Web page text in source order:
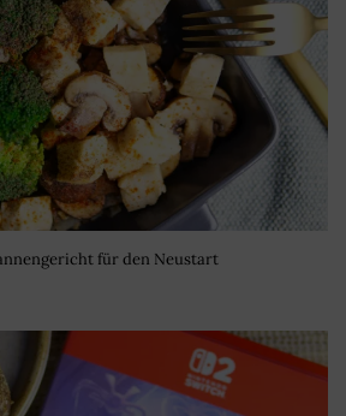
für den Neustart